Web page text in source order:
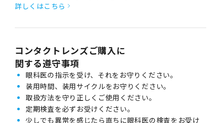
詳しくはこちら
コンタクトレンズご購入に
関する遵守事項
眼科医の指示を受け、それをお守りください。
装用時間、装用サイクルをお守りください。
取扱方法を守り正しくご使用ください。
定期検査を必ずお受けください。
少しでも異常を感じたら直ちに眼科医の検査をお受け